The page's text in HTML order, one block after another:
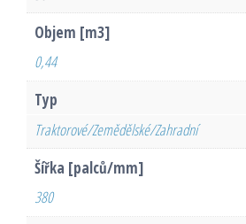
Objem [m3]
0,44
Typ
Traktorové/Zemědělské/Zahradní
Šířka [palců/mm]
380